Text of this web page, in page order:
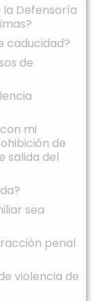
Defensoría
caducidad?
de
mi
de
salida del
sea
penal
violencia de